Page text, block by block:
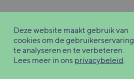
Deze website maakt gebruik van
cookies om de gebruikerservaring
te analyseren en te verbeteren.
Lees meer in ons privacybeleid.